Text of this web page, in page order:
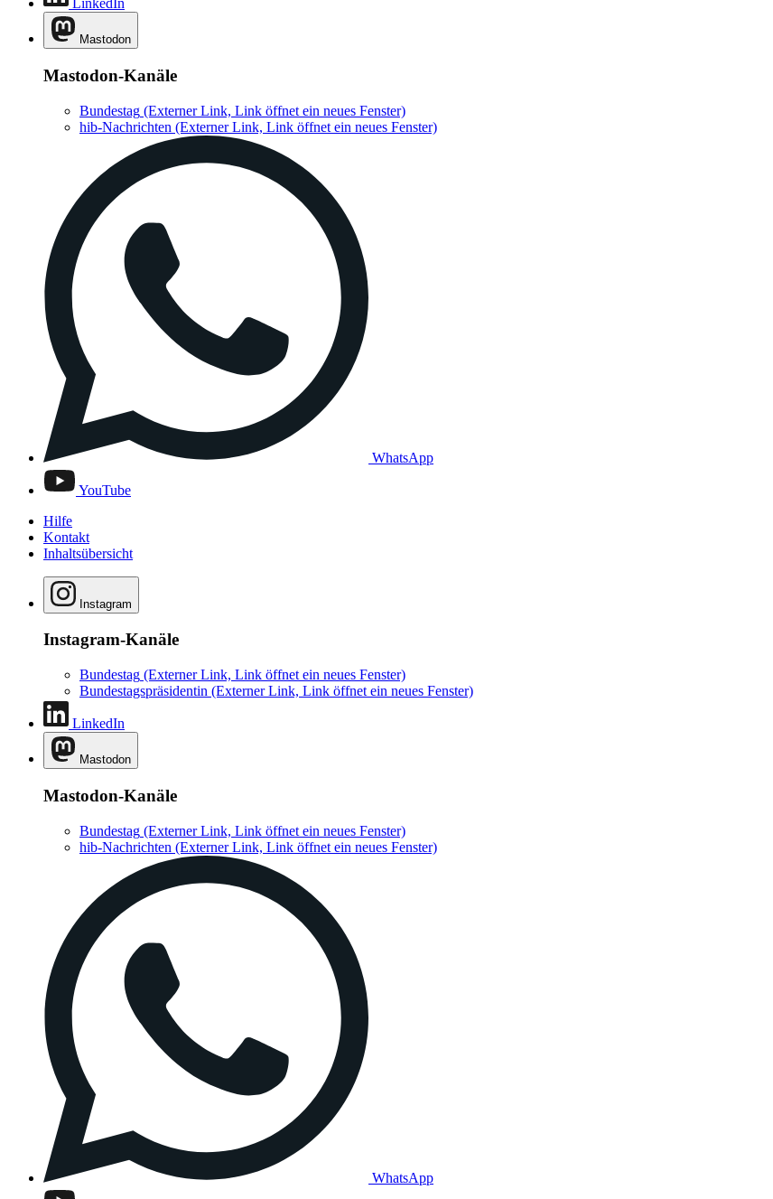
LinkedIn
Mastodon
Mastodon-Kanäle
Bundestag (Externer Link, Link öffnet ein neues Fenster)
hib-Nachrichten (Externer Link, Link öffnet ein neues Fenster)
WhatsApp
YouTube
Hilfe
Kontakt
Inhaltsübersicht
Instagram
Instagram-Kanäle
Bundestag (Externer Link, Link öffnet ein neues Fenster)
Bundestagspräsidentin (Externer Link, Link öffnet ein neues Fenster)
LinkedIn
Mastodon
Mastodon-Kanäle
Bundestag (Externer Link, Link öffnet ein neues Fenster)
hib-Nachrichten (Externer Link, Link öffnet ein neues Fenster)
WhatsApp